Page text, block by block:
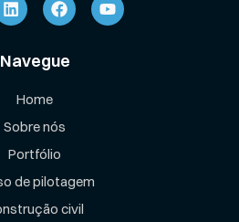
Navegue
Home
Sobre nós
Portfólio
de pilotagem
civil